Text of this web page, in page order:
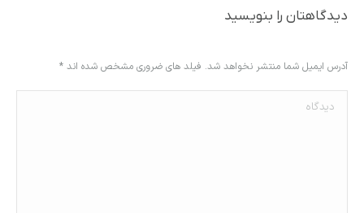
دیدگاهتان را بنویسید
آدرس ایمیل شما منتشر نخواهد شد. فیلد های ضروری مشخص شده اند *
دیدگاه